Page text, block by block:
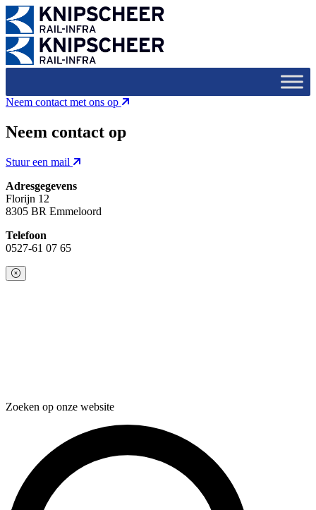
Neem contact met ons op
Neem contact op
Stuur een mail
Adresgegevens
Florijn 12
8305 BR Emmeloord
Telefoon
0527-61 07 65
Zoeken op onze website